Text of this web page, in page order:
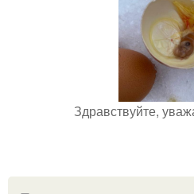
Здравствуйте,